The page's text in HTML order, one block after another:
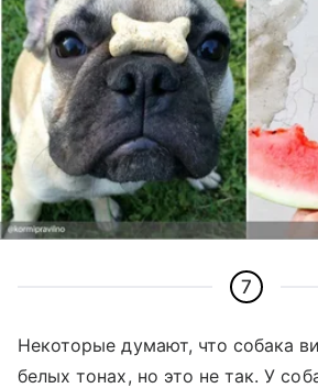
7
Некоторые думают, что собака
белых тонах, но это не так. У